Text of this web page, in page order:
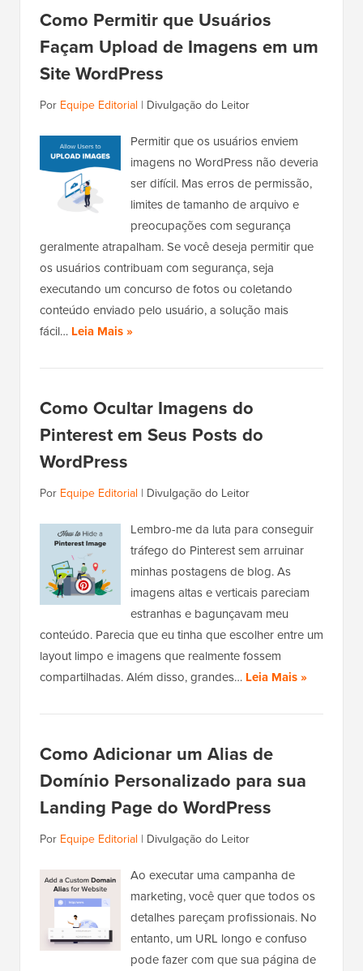
Como Permitir que Usuários
Façam Upload de Imagens em um
Site WordPress
Por Equipe Editorial | Divulgação do Leitor
Permitir que os usuários enviem
imagens no WordPress não deveria
ser difícil. Mas erros de permissão,
limites de tamanho de arquivo e
preocupações com segurança
geralmente atrapalham. Se você deseja permitir que
os usuários contribuam com segurança, seja
executando um concurso de fotos ou coletando
conteúdo enviado pelo usuário, a solução mais
fácil… Leia Mais »
Como Ocultar Imagens do
Pinterest em Seus Posts do
WordPress
Por Equipe Editorial | Divulgação do Leitor
Lembro-me da luta para conseguir
tráfego do Pinterest sem arruinar
minhas postagens de blog. As
imagens altas e verticais pareciam
estranhas e bagunçavam meu
conteúdo. Parecia que eu tinha que escolher entre um
layout limpo e imagens que realmente fossem
compartilhadas. Além disso, grandes… Leia Mais »
Como Adicionar um Alias de
Domínio Personalizado para sua
Landing Page do WordPress
Por Equipe Editorial | Divulgação do Leitor
Ao executar uma campanha de
marketing, você quer que todos os
detalhes pareçam profissionais. No
entanto, um URL longo e confuso
pode fazer com que sua página de